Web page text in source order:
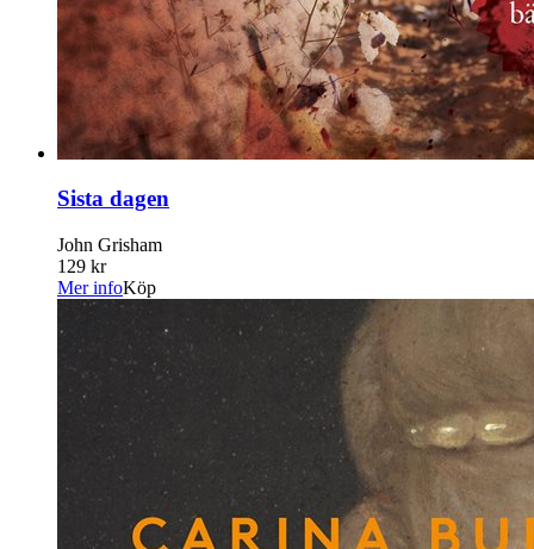
Sista dagen
John Grisham
129 kr
Mer infoKöp